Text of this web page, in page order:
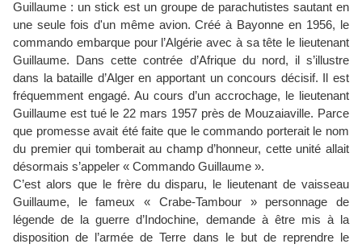
Guillaume : un stick est un groupe de parachutistes sautant en
une seule fois d'un même avion. Créé à Bayonne en 1956, le
commando embarque pour l’Algérie avec à sa tête le lieutenant
Guillaume. Dans cette contrée d’Afrique du nord, il s’illustre
dans la bataille d’Alger en apportant un concours décisif. Il est
fréquemment engagé. Au cours d’un accrochage, le lieutenant
Guillaume est tué le 22 mars 1957 près de Mouzaiaville. Parce
que promesse avait été faite que le commando porterait le nom
du premier qui tomberait au champ d’honneur, cette unité allait
désormais s’appeler « Commando Guillaume ».
C’est alors que le frère du disparu, le lieutenant de vaisseau
Guillaume, le fameux « Crabe-Tambour » personnage de
légende de la guerre d’Indochine, demande à être mis à la
disposition de l’armée de Terre dans le but de reprendre le